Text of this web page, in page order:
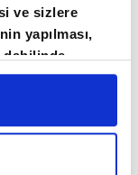
ve sizlere
yapılması,
dahilinde
çerez
ilişkin
Kanunu
ise
216
geçti.